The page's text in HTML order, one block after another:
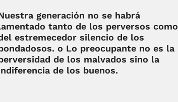
generación no se habrá
tanto de los perversos como
estremecedor silencio de los
o Lo preocupante no es la
de los malvados sino la
de los buenos.